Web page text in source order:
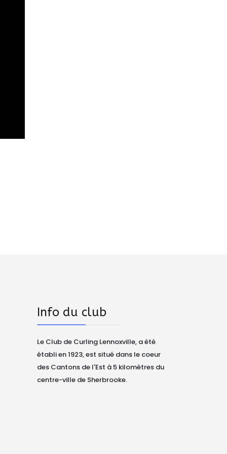
Info du club
Le Club de Curling Lennoxville, a été
établi en 1923, est situé dans le coeur
des Cantons de l'Est à 5 kilomètres du
centre-ville de Sherbrooke.